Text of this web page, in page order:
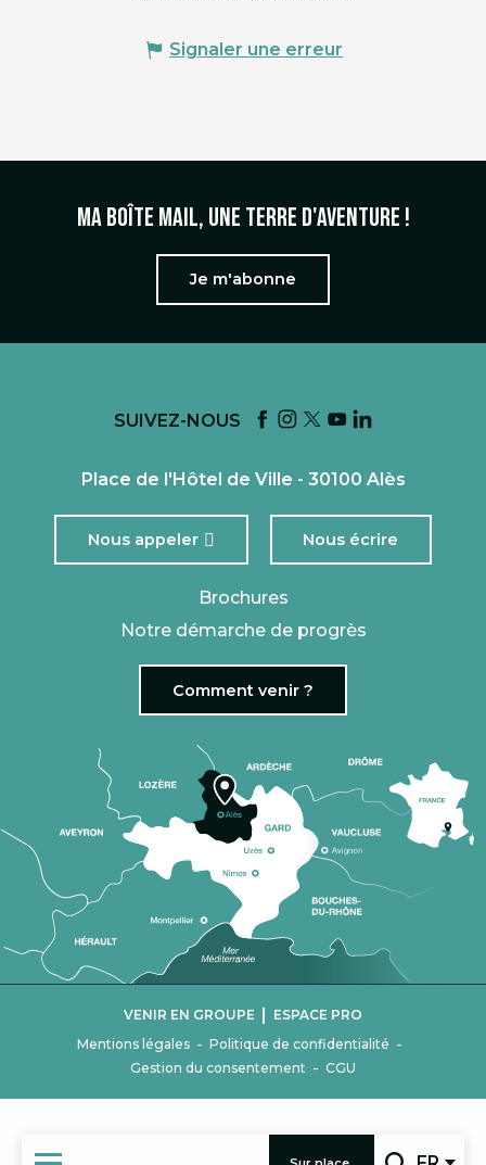
Signaler une erreur
Ma boîte mail, une terre d'aventure !
Je m'abonne
SUIVEZ-NOUS
Place de l'Hôtel de Ville - 30100 Alès
Nous appeler Nous écrire
Brochures
Notre démarche de progrès
Comment venir ?
Mentions légales - Politique de confidentialité -
Gestion du consentement - CGU
VENIR EN GROUPE | ESPACE PRO